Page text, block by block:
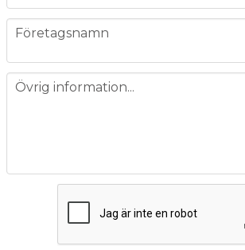
company
Företagsnamn
message
Övrig information...